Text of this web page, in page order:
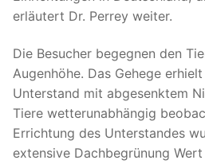
erläutert Dr. Perrey weiter.
Die Besucher begegnen den
Augenhöhe. Das Gehege
Unterstand mit abgesenktem
Tiere wetterunabhängig
Errichtung des Unterstandes
extensive Dachbegrünung